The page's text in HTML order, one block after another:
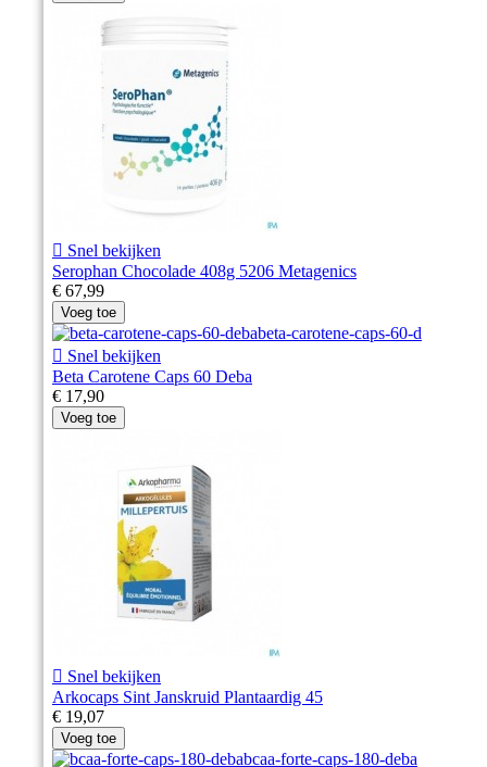
 Snel bekijken
Serophan Chocolade 408g 5206 Metagenics
€ 67,99
Voeg toe
 Snel bekijken
Beta Carotene Caps 60 Deba
€ 17,90
Voeg toe
 Snel bekijken
Arkocaps Sint Janskruid Plantaardig 45
€ 19,07
Voeg toe